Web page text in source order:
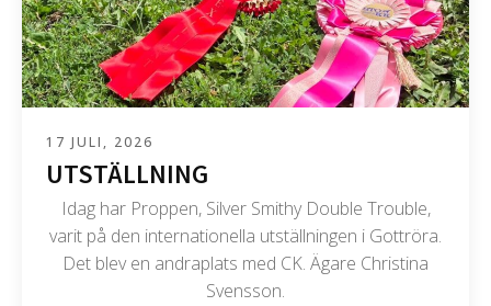
17 JULI, 2026
UTSTÄLLNING
Idag har Proppen, Silver Smithy Double Trouble,
varit på den internationella utställningen i Gottröra.
Det blev en andraplats med CK. Ägare Christina
Svensson.